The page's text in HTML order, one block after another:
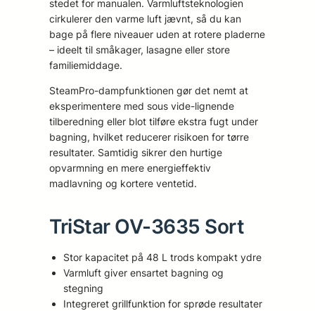
stedet for manualen. Varmluftsteknologien
cirkulerer den varme luft jævnt, så du kan
bage på flere niveauer uden at rotere pladerne
– ideelt til småkager, lasagne eller store
familiemiddage.
SteamPro-dampfunktionen gør det nemt at
eksperimentere med sous vide-lignende
tilberedning eller blot tilføre ekstra fugt under
bagning, hvilket reducerer risikoen for tørre
resultater. Samtidig sikrer den hurtige
opvarmning en mere energieffektiv
madlavning og kortere ventetid.
TriStar OV-3635 Sort
Stor kapacitet på 48 L trods kompakt ydre
Varmluft giver ensartet bagning og
stegning
Integreret grillfunktion for sprøde resultater